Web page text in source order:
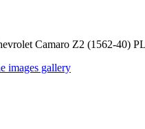
Camaro Z2 (1562-40)
images gallery